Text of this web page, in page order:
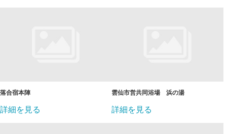
落合宿本陣
詳細を見る
雲仙市営共同浴場 浜の湯
詳細を見る